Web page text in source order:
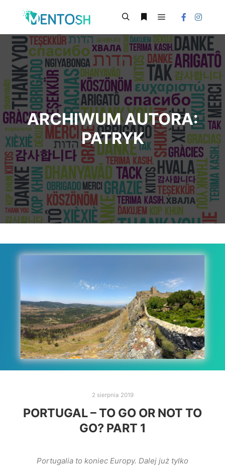
ARCHIWUM AUTORA:
PATRYK
2 sierpnia 2019
PORTUGAL – TO GO OR NOT TO
GO? PART 1
Portugalia to koniec Europy. Dalej już tylko